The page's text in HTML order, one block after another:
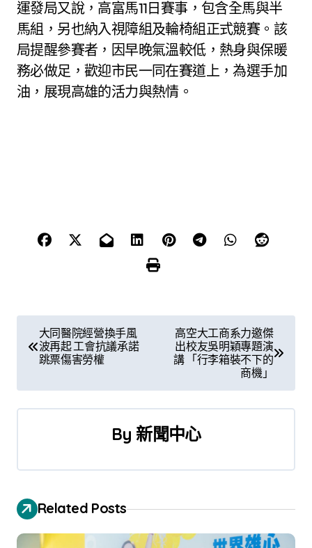
運發局又說，高富馬11日賽事，包含全馬與半
馬組，另也納入視障組及輪椅組正式競賽。該
局提醒參賽者，因早晚氣溫較低，熱身與保暖
務必做足，歡迎市民一同在賽道上，為選手加
油，展現高雄的活力與熱情。
章
導
覽
大同醫院經營換手風
波再起 工會抗議承諾
跳票傷害勞權
高空大工商系力邀傑
出校友吳明穎專題演
講 「行李箱裝不下的
商機」
By 新聞中心
Related Posts